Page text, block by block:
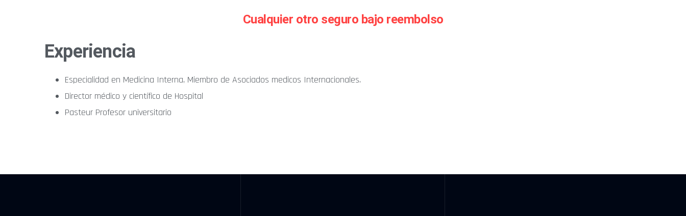
Cualquier otro seguro bajo reembolso
Experiencia
Especialidad en Medicina Interna, Miembro de Asociados medicos Internacionales.
Director médico y científico de Hospital
Pasteur Profesor universitario